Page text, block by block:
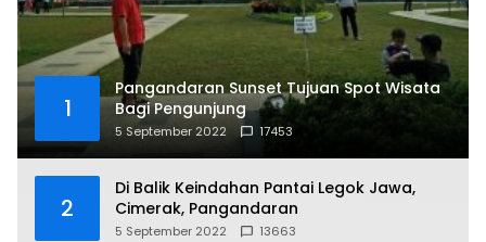
1
Pangandaran Sunset Tujuan Spot Wisata
Bagi Pengunjung
5 September 2022 17453
2
Di Balik Keindahan Pantai Legok Jawa,
Cimerak, Pangandaran
5 September 2022 13663